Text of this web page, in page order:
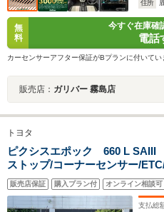
住所
無
料
今すぐ在庫確
電話
カーセンサーアフター保証がBプランに付いてい
販売店： ガリバー 霧島店
トヨタ
ピクシスエポック 660 L SAIII
ストップ/コーナーセンサー/
コ/Bluetooth/バックカメラ/社外
社外フロアマット/衝突軽減ブレ
ハイビーム/
販売店保証 購入プラン付 オンライン相談可
支払総